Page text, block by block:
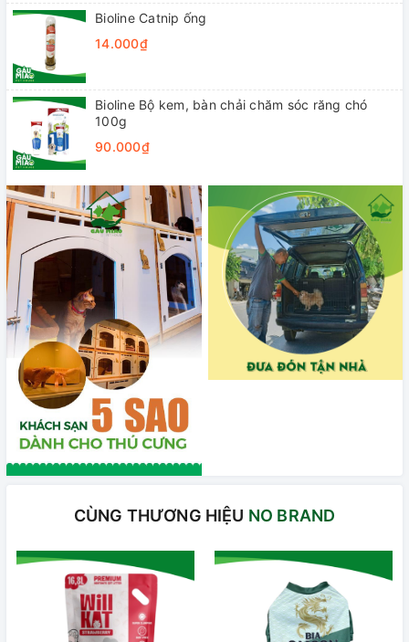
Bioline Catnip ống
14.000₫
Bioline Bộ kem, bàn chải chăm sóc răng chó
100g
90.000₫
CÙNG THƯƠNG HIỆU NO BRAND